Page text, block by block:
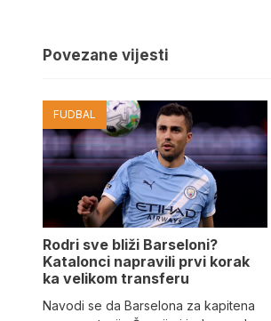
Povezane vijesti
FUDBAL
Rodri sve bliži Barseloni?
Katalonci napravili prvi korak
ka velikom transferu
Navodi se da Barselona za kapitena